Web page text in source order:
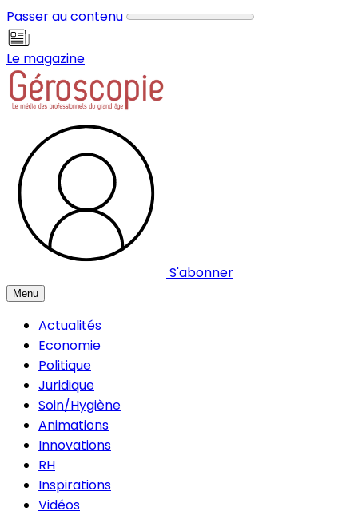
Passer au contenu
Le magazine
S'abonner
Menu
Actualités
Economie
Politique
Juridique
Soin/Hygiène
Animations
Innovations
RH
Inspirations
Vidéos
Panneau de gestion des cookies